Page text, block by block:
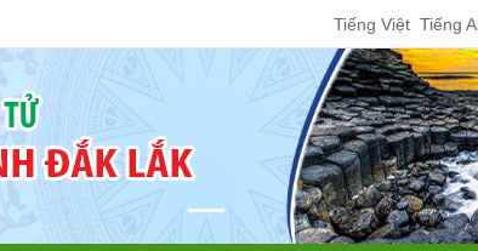
Tiếng Việt Tiếng